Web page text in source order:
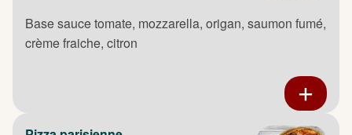
Base sauce tomate, mozzarella, origan, saumon fumé,
crème fraiche, citron